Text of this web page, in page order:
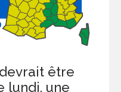
être
lundi, une